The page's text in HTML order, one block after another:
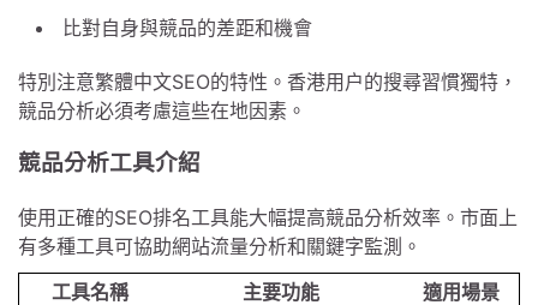
比對自身與競品的差距和機會
特別注意繁體中文SEO的特性。香港用户的搜尋習慣獨特，
競品分析必須考慮這些在地因素。
競品分析工具介紹
使用正確的SEO排名工具能大幅提高競品分析效率。市面上
有多種工具可協助網站流量分析和關鍵字監測。
工具名稱
主要功能
適用場景